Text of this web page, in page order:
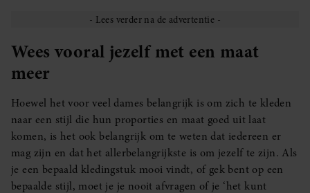
Wees vooral jezelf met een maat
meer
Hoewel het voor veel dames belangrijk is om zich te kleden
naar een stijl die hun proporties en maat goed uit laat
komen, is het ook belangrijk om te weten dat iedereen er
mag zijn en dat het allerbelangrijkste is om jezelf te zijn. Als
je een bepaald kledingstuk mooi vindt, of gek bent op een
bepaalde stijl, moet je je nooit afvragen of je ‘het kunt